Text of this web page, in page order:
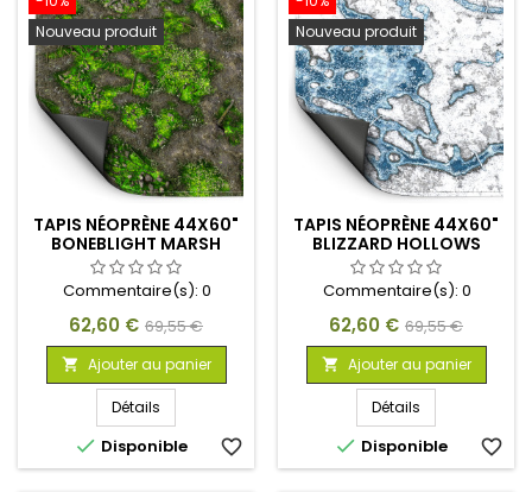
Nouveau produit
TAPIS NÉOPRÈNE 44X60"
BONEBLIGHT MARSH
Commentaire(s): 0
Prix
62,60 € Prix
de
base
69,55 €
 Ajouter au panier
Détails
 Disponible favorite_border
Nouveau produit
TAPIS NÉOPRÈNE 44X60"
BLIZZARD HOLLOWS
Commentaire(s): 0
Prix
62,60 € Prix
de
base
69,55 €
 Ajouter au panier
Détails
 Disponible favorite_border